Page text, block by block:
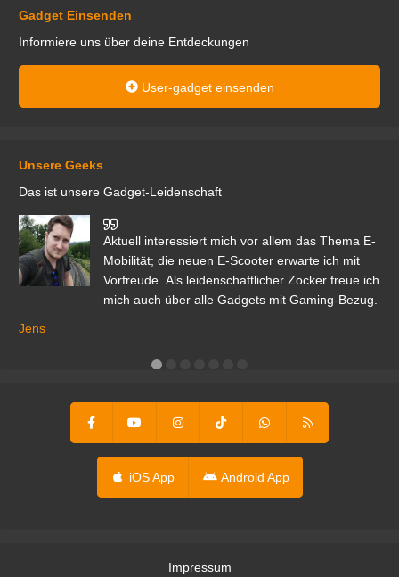
Gadget Einsenden
Informiere uns über deine Entdeckungen
User-gadget einsenden
Unsere Geeks
Das ist unsere Gadget-Leidenschaft
Aktuell interessiert mich vor allem das Thema E-
Mobilität; die neuen E-Scooter erwarte ich mit
Vorfreude. Als leidenschaftlicher Zocker freue ich
mich auch über alle Gadgets mit Gaming-Bezug.
Jens
iOS App Android App
Impressum